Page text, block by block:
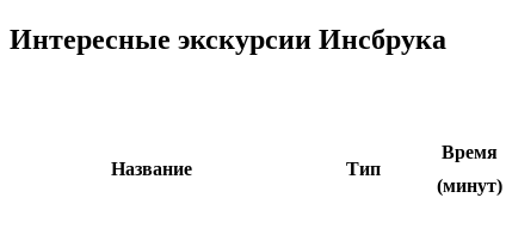
Интересные экскурсии Инсбрука
Название Тип
Время
(минут)